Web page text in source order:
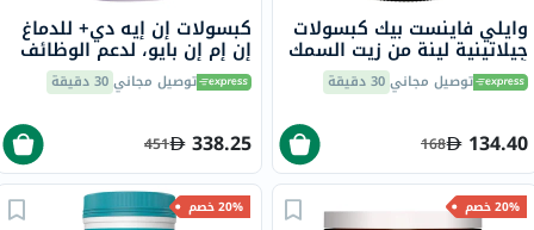
وايلي فاينست بيك كبسولات
جيلاتينية لينة من زيت السمك
أوميغا 3 بتركيز 1000 ملجم
من حمض إيكوسابنتينويك
توصيل مجاني30 دقيقة
134.40
168
كبسولات إن إيه دي+ للدماغ
إن إم إن بايو، لدعم الوظائف
الإدراكية - 90 كبسولةتوصيل مجاني30 دقيقة
338.25
451
20% خصم 20% خصم